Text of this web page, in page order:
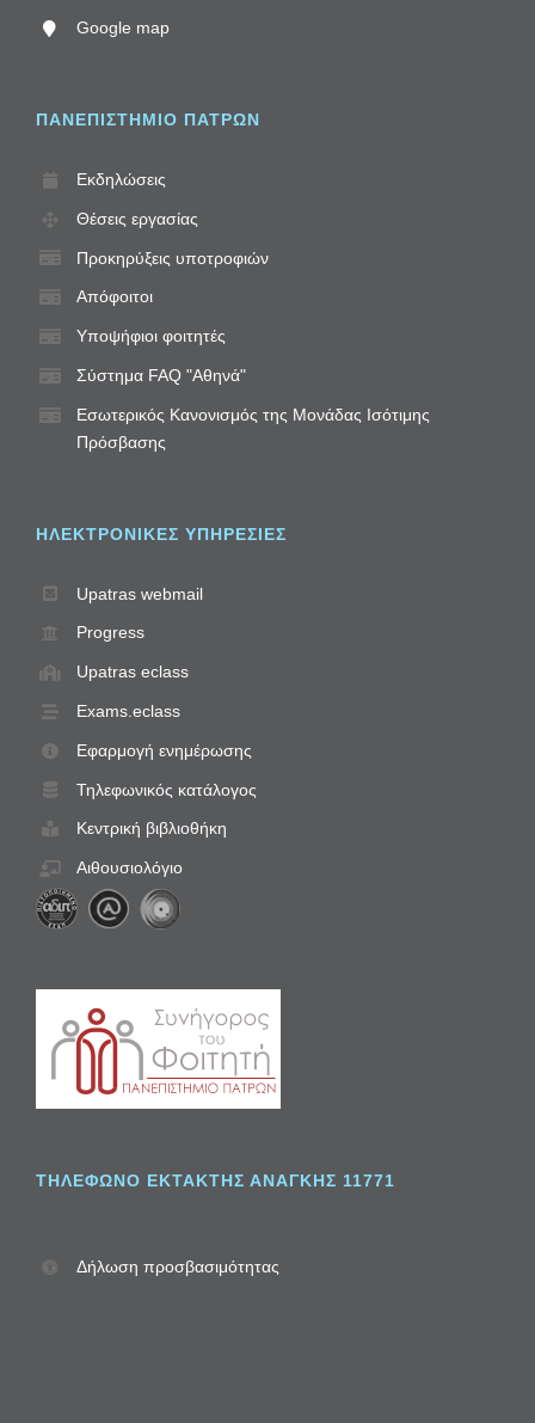
Google map
ΠΑΝΕΠΙΣΤΗΜΙΟ ΠΑΤΡΩΝ
Εκδηλώσεις
Θέσεις εργασίας
Προκηρύξεις υποτροφιών
Απόφοιτοι
Υποψήφιοι φοιτητές
Σύστημα FAQ "Αθηνά"
Εσωτερικός Κανονισμός της Μονάδας Ισότιμης
Πρόσβασης
ΗΛΕΚΤΡΟΝΙΚΈΣ ΥΠΗΡΕΣΊΕΣ
Upatras webmail
Progress
Upatras eclass
Exams.eclass
Εφαρμογή ενημέρωσης
Τηλεφωνικός κατάλογος
Κεντρική βιβλιοθήκη
Αιθουσιολόγιο
ΤΗΛΈΦΩΝΟ ΈΚΤΑΚΤΗΣ ΑΝΆΓΚΗΣ 11771
Δήλωση προσβασιμότητας